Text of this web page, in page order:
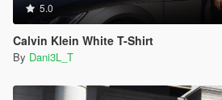
5.0
Calvin Klein White T-Shirt
By Dani3L_T